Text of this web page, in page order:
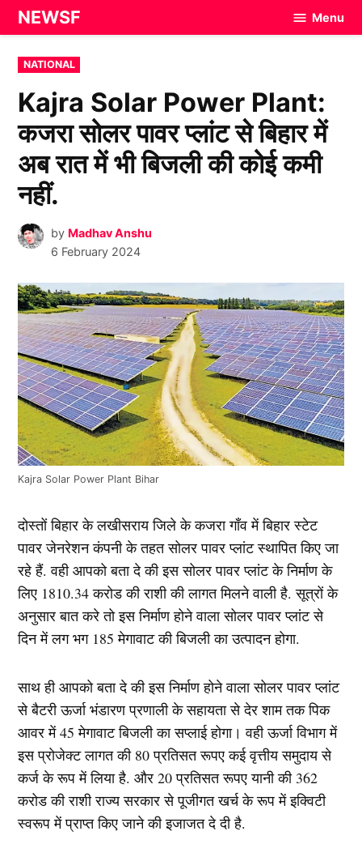
Skip
to
content
NEWSF Menu
POSTED
IN
NATIONAL
Kajra Solar Power Plant:
कजरा सोलर पावर प्लांट से बिहार में
अब रात में भी बिजली की कोई कमी
नहीं.
by Madhav Anshu
6 February 2024
Kajra Solar Power Plant Bihar
दोस्तों बिहार के लखीसराय जिले के कजरा गाँव में बिहार स्टेट
पावर जेनरेशन कंपनी के तहत सोलर पावर प्लांट स्थापित किए जा
रहे हैं. वही आपको बता दे की इस सोलर पावर प्लांट के निर्माण के
लिए 1810.34 करोड की राशी की लागत मिलने वाली है. सूत्रों के
अनुसार बात करे तो इस निर्माण होने वाला सोलर पावर प्लांट से
दिन में लग भग 185 मेगावाट की बिजली का उत्पादन होगा.
साथ ही आपको बता दे की इस निर्माण होने वाला सोलर पावर प्लांट
से बैटरी ऊर्जा भंडारण प्रणाली के सहायता से देर शाम तक पिक
आवर में 45 मेगावाट बिजली का सप्लाई होगा। वही ऊर्जा विभाग में
इस प्रोजेक्ट लागत की 80 प्रतिसत रूपए कई वृत्तीय समुदाय से
कर्ज के रूप में लिया है. और 20 प्रतिसत रूपए यानी की 362
करोड की राशी राज्य सरकार से पूजीगत खर्च के रूप में इक्विटी
स्वरूप में प्राप्त किए जाने की इजाजत दे दी है.